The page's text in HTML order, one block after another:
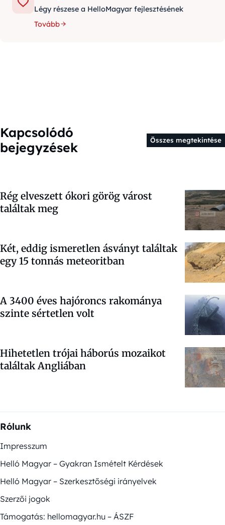
Légy részese a HelloMagyar fejlesztésének
Tovább
Kapcsolódó
bejegyzések
Összes megtekintése
Rég elveszett ókori görög várost
találtak meg
Két, eddig ismeretlen ásványt találtak
egy 15 tonnás meteoritban
A 3400 éves hajóroncs rakománya
szinte sértetlen volt
Hihetetlen trójai háborús mozaikot
találtak Angliában
Rólunk
Impresszum
Helló Magyar – Gyakran Ismételt Kérdések
Helló Magyar – Szerkesztőségi irányelvek
Szerzői jogok
Támogatás: hellomagyar.hu – ÁSZF